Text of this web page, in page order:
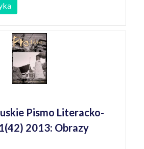
Pismo Literacko-
2013: Obrazy